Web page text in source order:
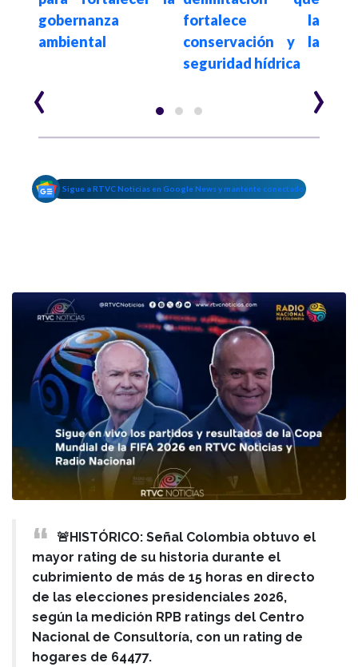
gobernanza
ambiental
fortalece la
conservación y la
seguridad hídrica
‹ ›
Sigue a RTVC Noticias en Google News y mantente conectado
🚨HISTÓRICO: Señal Colombia obtuvo el
mayor rating de su historia durante el
cubrimiento de más de 15 horas en directo
de las elecciones presidenciales 2026,
según la medición RPB ratings del Centro
Nacional de Consultoría, con un rating de
hogares de 64477.